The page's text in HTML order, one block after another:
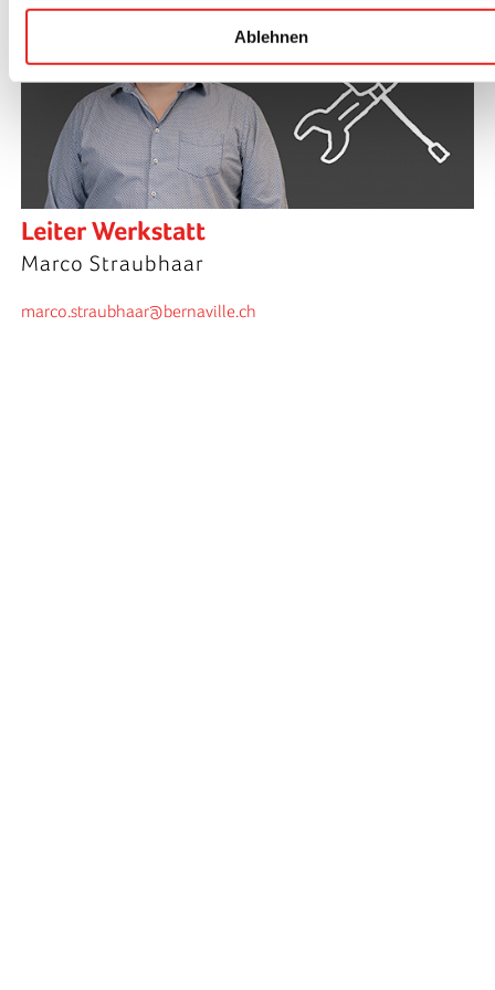
Ablehnen
Leiter Werkstatt
Marco Straubhaar
marco.straubhaar@bernaville.ch